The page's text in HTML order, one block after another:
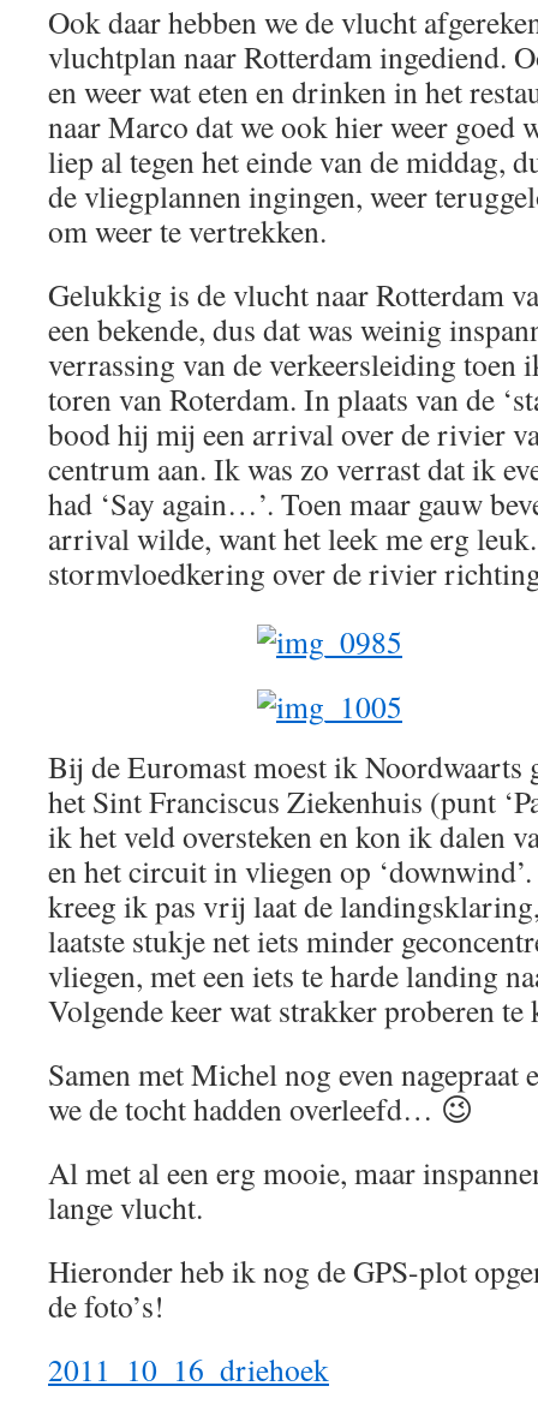
Ook daar hebben we de vlucht
vluchtplan naar Rotterdam ingediend.
en weer wat eten en drinken in het
naar Marco dat we ook hier weer goed
liep al tegen het einde van de middag,
de vliegplannen ingingen, weer
om weer te vertrekken.
Gelukkig is de vlucht naar Rotterdam
een bekende, dus dat was weinig
verrassing van de verkeersleiding toen
toren van Roterdam. In plaats van de
bood hij mij een arrival over de rivier
centrum aan. Ik was zo verrast dat ik
had ‘Say again…’. Toen maar gauw
arrival wilde, want het leek me erg
stormvloedkering over de rivier
Bij de Euromast moest ik Noordwaarts
het Sint Franciscus Ziekenhuis (punt
ik het veld oversteken en kon ik dalen
en het circuit in vliegen op
kreeg ik pas vrij laat de
laatste stukje net iets minder
vliegen, met een iets te harde landing
Volgende keer wat strakker proberen
Samen met Michel nog even nagepraat
we de tocht hadden overleefd… 😉
Al met al een erg mooie, maar
lange vlucht.
Hieronder heb ik nog de GPS-plot
de foto’s!
2011_10_16_driehoek